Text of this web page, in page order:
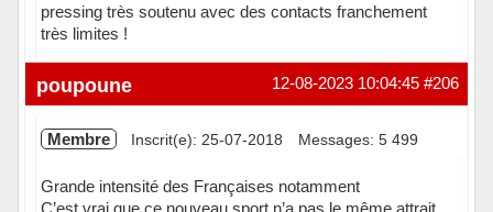
pressing très soutenu avec des contacts franchement
très limites !
#206
12-08-2023 10:04:45
poupoune
Membre Inscrit(e): 25-07-2018 Messages: 5 499
Grande intensité des Françaises notamment
C’est vrai que ce nouveau sport n’a pas le même attrait